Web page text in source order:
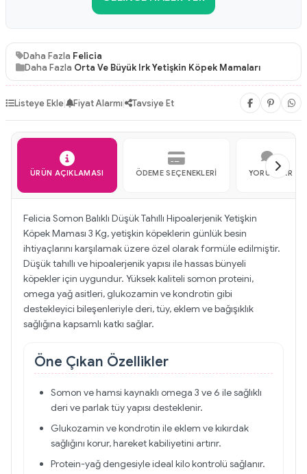
Daha Fazla Felicia
Daha Fazla Orta Ve Büyük Irk Yetişkin Köpek Mamaları
Listeye Ekle| Fiyat Alarmı| Tavsiye Et
ÜRÜN AÇIKLAMASI ÖDEME SEÇENEKLERI YORUMLAR
Felicia Somon Balıklı Düşük Tahıllı Hipoalerjenik Yetişkin
Köpek Maması 3 Kg, yetişkin köpeklerin günlük besin
ihtiyaçlarını karşılamak üzere özel olarak formüle edilmiştir.
Düşük tahıllı ve hipoalerjenik yapısı ile hassas bünyeli
köpekler için uygundur. Yüksek kaliteli somon proteini,
omega yağ asitleri, glukozamin ve kondrotin gibi
destekleyici bileşenleriyle deri, tüy, eklem ve bağışıklık
sağlığına kapsamlı katkı sağlar.
Öne Çıkan Özellikler
Somon ve hamsi kaynaklı omega 3 ve 6 ile sağlıklı
deri ve parlak tüy yapısı desteklenir.
Glukozamin ve kondrotin ile eklem ve kıkırdak
sağlığını korur, hareket kabiliyetini artırır.
Protein-yağ dengesiyle ideal kilo kontrolü sağlanır.